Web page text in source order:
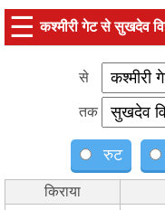
☰ कश्मीरी गेट से सुखदेव
से
तक
रुट
किराया